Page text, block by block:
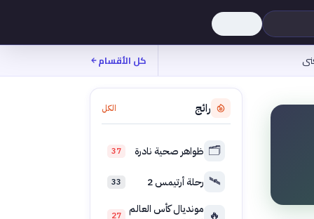
كل الأقسام
رائج الكل
🗂️ ظواهر صحية نادرة 37
🛰️ رحلة أرتيمس 2 33
🔥 مونديال كأس العالم
27